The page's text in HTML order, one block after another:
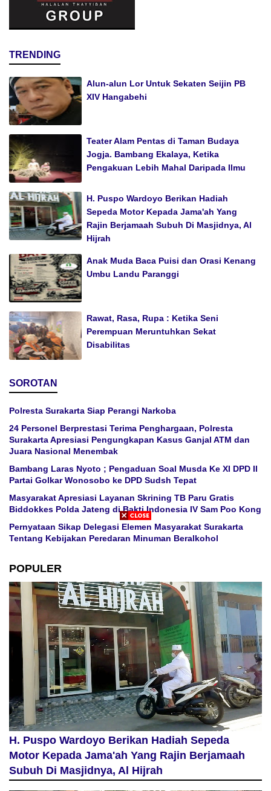
TRENDING
Alun-alun Lor Untuk Sekaten Seijin PB
XIV Hangabehi
Teater Alam Pentas di Taman Budaya
Jogja. Bambang Ekalaya, Ketika
Pengakuan Lebih Mahal Daripada Ilmu
H. Puspo Wardoyo Berikan Hadiah
Sepeda Motor Kepada Jama'ah Yang
Rajin Berjamaah Subuh Di Masjidnya, Al
Hijrah
Anak Muda Baca Puisi dan Orasi Kenang
Umbu Landu Paranggi
Rawat, Rasa, Rupa : Ketika Seni
Perempuan Meruntuhkan Sekat
Disabilitas
SOROTAN
Polresta Surakarta Siap Perangi Narkoba
24 Personel Berprestasi Terima Penghargaan, Polresta
Surakarta Apresiasi Pengungkapan Kasus Ganjal ATM dan
Juara Nasional Menembak
Bambang Laras Nyoto ; Pengaduan Soal Musda Ke XI DPD II
Partai Golkar Wonosobo ke DPD Sudsh Tepat
Masyarakat Apresiasi Layanan Skrining TB Paru Gratis
Biddokkes Polda Jateng di Bakti Indonesia IV Sam Poo Kong
Pernyataan Sikap Delegasi Elemen Masyarakat Surakarta
Tentang Kebijakan Peredaran Minuman Beralkohol
POPULER
H. Puspo Wardoyo Berikan Hadiah Sepeda
Motor Kepada Jama'ah Yang Rajin Berjamaah
Subuh Di Masjidnya, Al Hijrah